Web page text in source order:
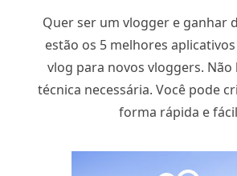
Quer ser um vlogger e ganhar
estão os 5 melhores
vlog para novos vloggers.
técnica necessária. Você pode
forma rápida e